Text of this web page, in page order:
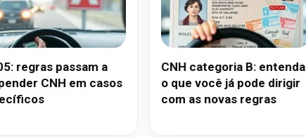
regras passam a
CNH em casos
CNH categoria B: entenda
o que você já pode dirigir
com as novas regras